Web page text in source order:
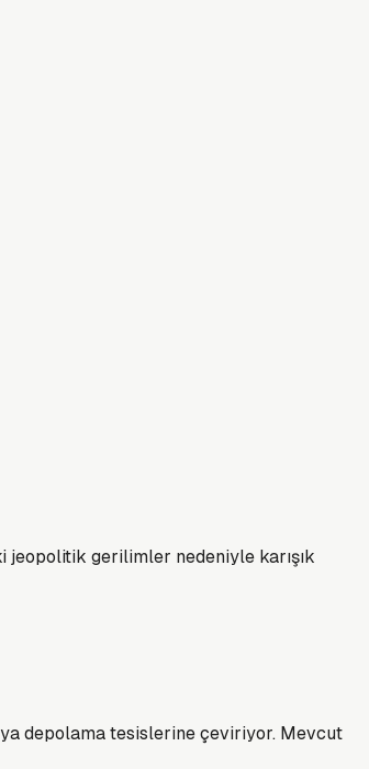
jeopolitik gerilimler nedeniyle karışık
depolama tesislerine çeviriyor. Mevcut